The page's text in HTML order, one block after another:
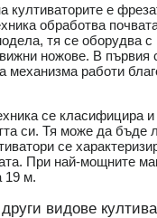
култиваторите е
обработва
тя се оборудва
ножове. В първия
механизма работи
се класифицира
си. Тя може да бъде
се
При най-мощните
19 м.
видове